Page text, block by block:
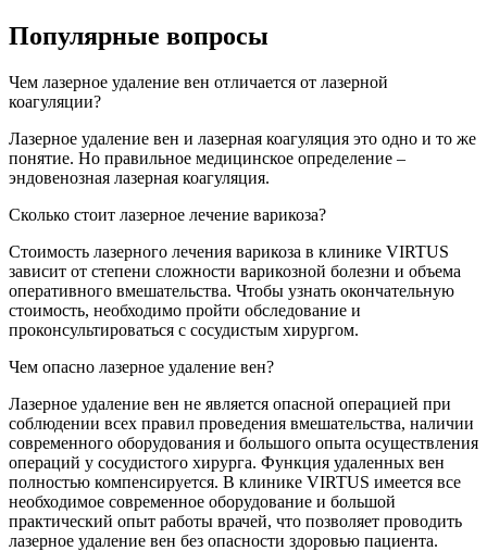
Популярные вопросы
Чем лазерное удаление вен отличается от лазерной
коагуляции?
Лазерное удаление вен и лазерная коагуляция это одно и то же
понятие. Но правильное медицинское определение –
эндовенозная лазерная коагуляция.
Сколько стоит лазерное лечение варикоза?
Стоимость лазерного лечения варикоза в клинике VIRTUS
зависит от степени сложности варикозной болезни и объема
оперативного вмешательства. Чтобы узнать окончательную
стоимость, необходимо пройти обследование и
проконсультироваться с сосудистым хирургом.
Чем опасно лазерное удаление вен?
Лазерное удаление вен не является опасной операцией при
соблюдении всех правил проведения вмешательства, наличии
современного оборудования и большого опыта осуществления
операций у сосудистого хирурга. Функция удаленных вен
полностью компенсируется. В клинике VIRTUS имеется все
необходимое современное оборудование и большой
практический опыт работы врачей, что позволяет проводить
лазерное удаление вен без опасности здоровью пациента.